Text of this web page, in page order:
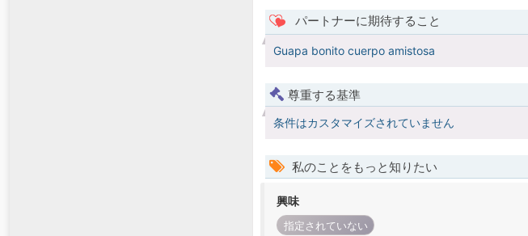
パートナーに期待すること
Guapa bonito cuerpo amistosa
尊重する基準
条件はカスタマイズされていません
私のことをもっと知りたい
興味
指定されていない